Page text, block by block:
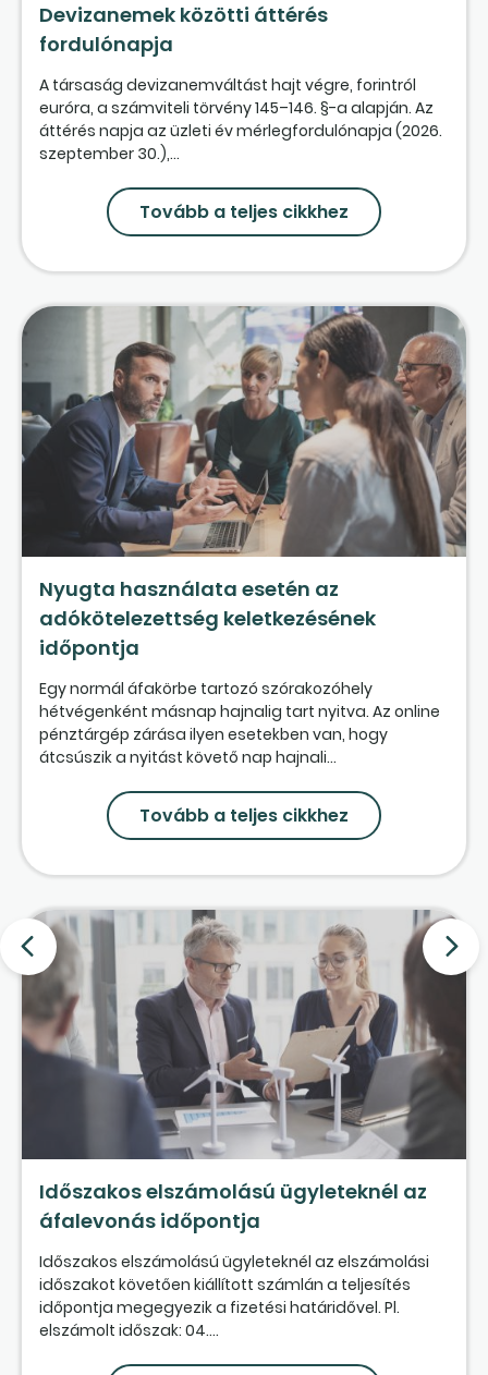
Devizanemek közötti áttérés
fordulónapja
A társaság devizanemváltást hajt végre, forintról
euróra, a számviteli törvény 145–146. §-a alapján. Az
áttérés napja az üzleti év mérlegfordulónapja (2026.
szeptember 30.),...
Tovább a teljes cikkhez
Nyugta használata esetén az
adókötelezettség keletkezésének
időpontja
Egy normál áfakörbe tartozó szórakozóhely
hétvégenként másnap hajnalig tart nyitva. Az online
pénztárgép zárása ilyen esetekben van, hogy
átcsúszik a nyitást követő nap hajnali...
Tovább a teljes cikkhez
Időszakos elszámolású ügyleteknél az
áfalevonás időpontja
Időszakos elszámolású ügyleteknél az elszámolási
időszakot követően kiállított számlán a teljesítés
időpontja megegyezik a fizetési határidővel. Pl.
elszámolt időszak: 04....